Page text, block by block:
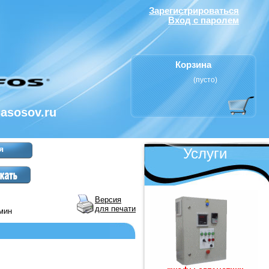
Зарегистрироваться
Вход с паролем
Корзина
(пусто)
Услуги
Версия
для печати